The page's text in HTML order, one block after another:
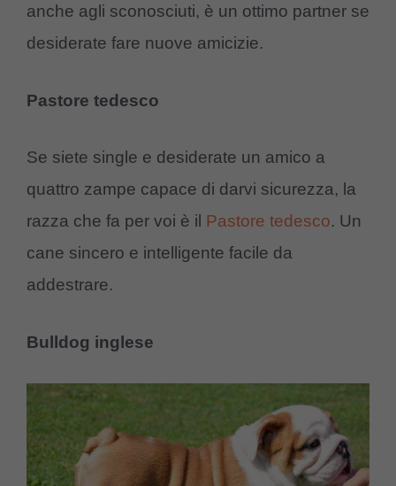
anche agli sconosciuti, è un ottimo partner se
desiderate fare nuove amicizie.
Pastore tedesco
Se siete single e desiderate un amico a
quattro zampe capace di darvi sicurezza, la
razza che fa per voi è il Pastore tedesco. Un
cane sincero e intelligente facile da
addestrare.
Bulldog inglese